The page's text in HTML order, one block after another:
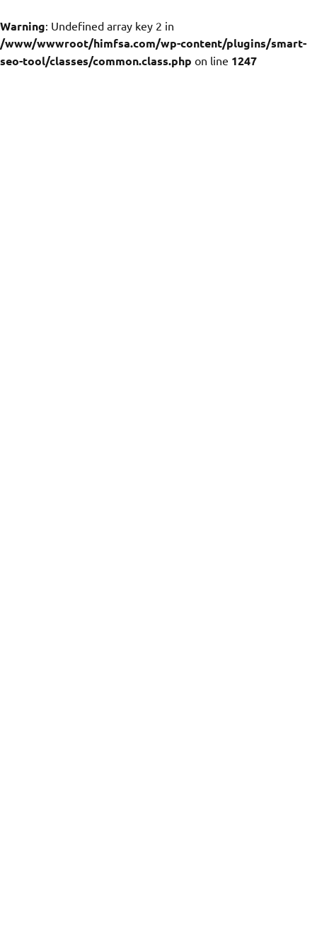
Warning: Undefined array key 2 in
/www/wwwroot/himfsa.com/wp-content/plugins/smart-
seo-tool/classes/common.class.php on line 1247